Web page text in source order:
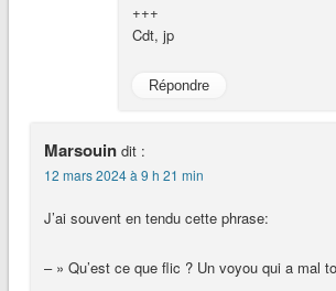
+++
Cdt, jp
Répondre
Marsouin dit :
12 mars 2024 à 9 h 21 min
J’ai souvent en tendu cette phrase:
– » Qu’est ce que flic ? Un voyou qui a mal